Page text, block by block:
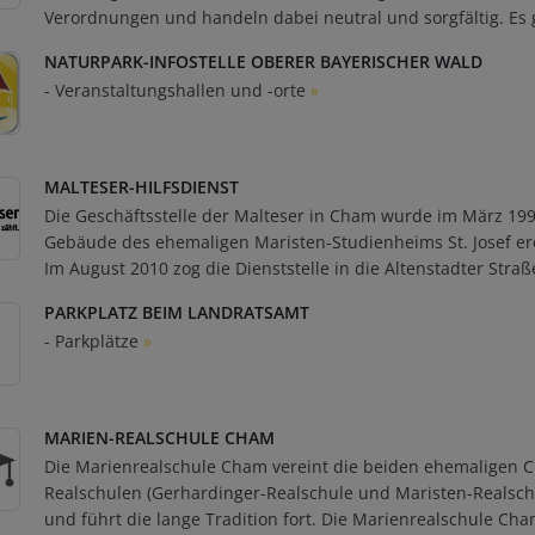
Verordnungen und handeln dabei neutral und sorgfältig. Es
NATURPARK-INFOSTELLE OBERER BAYERISCHER WALD
- Veranstaltungshallen und -orte »
MALTESER-HILFSDIENST
Die Geschäftsstelle der Malteser in Cham wurde im März
Gebäude des ehemaligen Maristen-Studienheims St. Josef
Im August 2010 zog die Dienststelle in die Altenstadter
PARKPLATZ BEIM LANDRATSAMT
- Parkplätze »
MARIEN-REALSCHULE CHAM
Die Marienrealschule Cham vereint die beiden ehemaligen
Realschulen (Gerhardinger-Realschule und Maristen-
und führt die lange Tradition fort. Die Marienrealschule